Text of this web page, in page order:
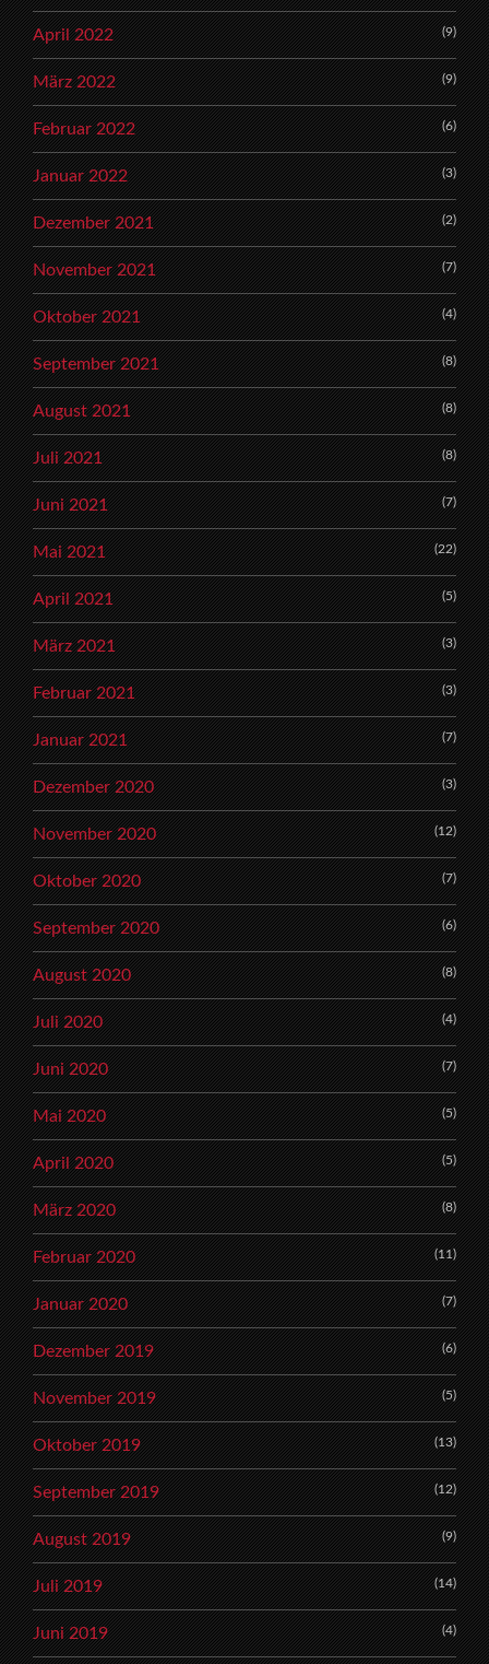
April 2022 (9)
März 2022 (9)
Februar 2022 (6)
Januar 2022 (3)
Dezember 2021 (2)
November 2021 (7)
Oktober 2021 (4)
September 2021 (8)
August 2021 (8)
Juli 2021 (8)
Juni 2021 (7)
Mai 2021 (22)
April 2021 (5)
März 2021 (3)
Februar 2021 (3)
Januar 2021 (7)
Dezember 2020 (3)
November 2020 (12)
Oktober 2020 (7)
September 2020 (6)
August 2020 (8)
Juli 2020 (4)
Juni 2020 (7)
Mai 2020 (5)
April 2020 (5)
März 2020 (8)
Februar 2020 (11)
Januar 2020 (7)
Dezember 2019 (6)
November 2019 (5)
Oktober 2019 (13)
September 2019 (12)
August 2019 (9)
Juli 2019 (14)
Juni 2019 (4)